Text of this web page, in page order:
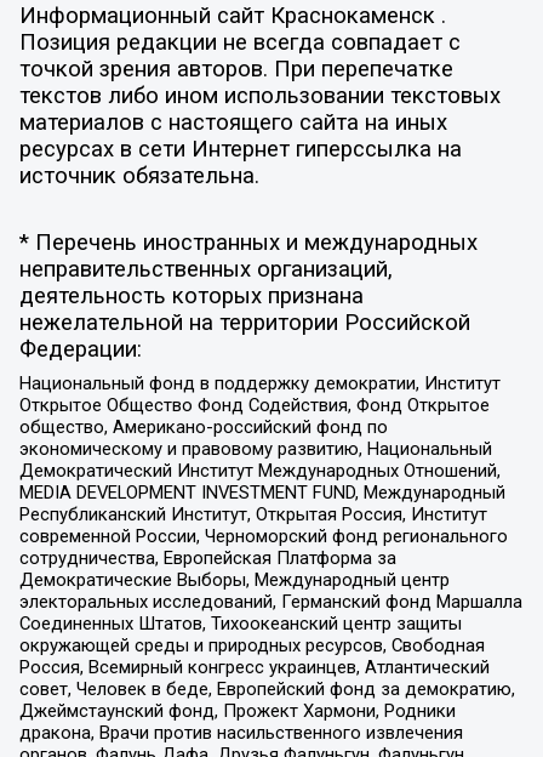
Информационный сайт Краснокаменск .
Позиция редакции не всегда совпадает с
точкой зрения авторов. При перепечатке
текстов либо ином использовании текстовых
материалов с настоящего сайта на иных
ресурсах в сети Интернет гиперссылка на
источник обязательна.
* Перечень иностранных и международных
неправительственных организаций,
деятельность которых признана
нежелательной на территории Российской
Федерации:
Национальный фонд в поддержку демократии, Институт
Открытое Общество Фонд Содействия, Фонд Открытое
общество, Американо-российский фонд по
экономическому и правовому развитию, Национальный
Демократический Институт Международных Отношений,
MEDIA DEVELOPMENT INVESTMENT FUND, Международный
Республиканский Институт, Открытая Россия, Институт
современной России, Черноморский фонд регионального
сотрудничества, Европейская Платформа за
Демократические Выборы, Международный центр
электоральных исследований, Германский фонд Маршалла
Соединенных Штатов, Тихоокеанский центр защиты
окружающей среды и природных ресурсов, Свободная
Россия, Всемирный конгресс украинцев, Атлантический
совет, Человек в беде, Европейский фонд за демократию,
Джеймстаунский фонд, Прожект Хармони, Родники
дракона, Врачи против насильственного извлечения